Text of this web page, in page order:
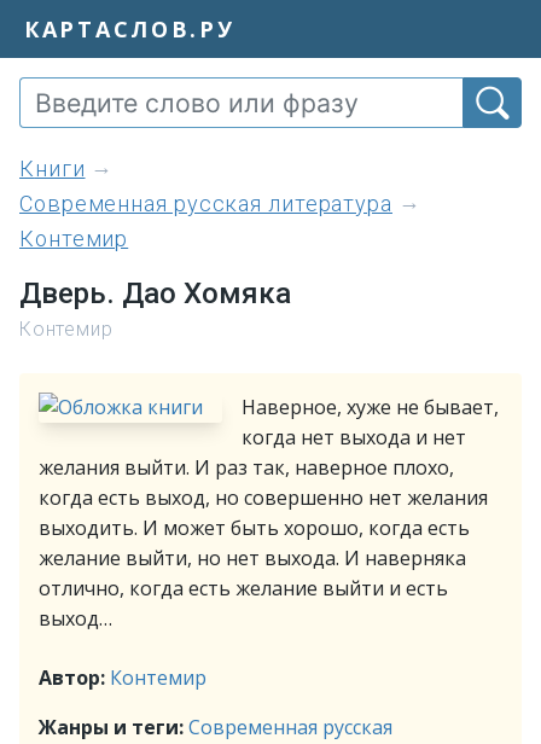
КАРТАСЛОВ.РУ
книги
Современная русская литература
Контемир
Дверь. Дао Хомяка
Контемир
Наверное, хуже не бывает,
когда нет выхода и нет
желания выйти. И раз так, наверное плохо,
когда есть выход, но совершенно нет желания
выходить. И может быть хорошо, когда есть
желание выйти, но нет выхода. И наверняка
отлично, когда есть желание выйти и есть
выход…
Автор: Контемир
Жанры и теги:Современная русская